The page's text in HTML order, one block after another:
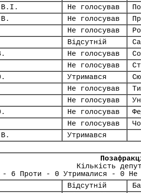
В.І.
Не голосував
Не голосував
Не голосував
Відсутній
Не голосував
Не голосував
Утримався
Не голосував
Не голосував
Не голосував
Не голосував
Утримався
Кількість
- 6 Проти - 0 Утрималися - 0 Не
Відсутній